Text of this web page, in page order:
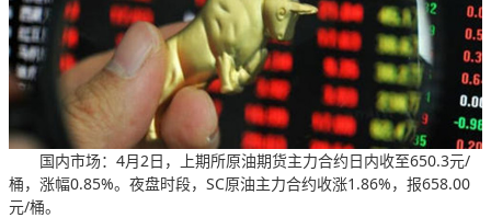
国内市场：4月2日，上期所原油期货主力合约日内收至650.3元/
桶，涨幅0.85%。夜盘时段，SC原油主力合约收涨1.86%，报658.00
元/桶。